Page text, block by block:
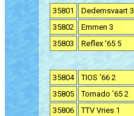
35801 Dedemsvaart 3
35802
Emmen 3
35803
Reflex '65 5
35804 TIOS '66 2
35805
Tornado '65 2
35806
TTV Vries 1